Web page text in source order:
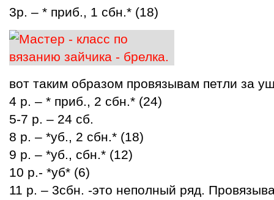
3р. – * приб., 1 сбн.* (18)
вот таким образом провязывам петли за
4 р. – * приб., 2 сбн.* (24)
5-7 р. – 24 сб.
8 р. – *уб., 2 сбн.* (18)
9 р. – *уб., сбн.* (12)
10 р.- *уб* (6)
11 р. – 3сбн. -это неполный ряд.